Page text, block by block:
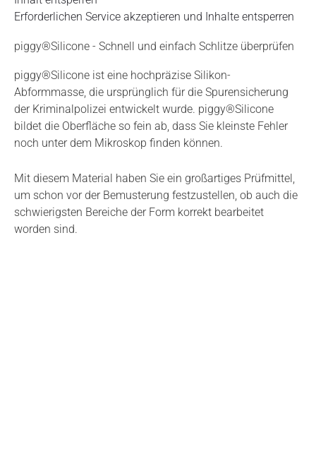
Erforderlichen Service akzeptieren und Inhalte entsperren
piggy®Silicone - Schnell und einfach Schlitze überprüfen
piggy®Silicone ist eine hochpräzise Silikon-
Abformmasse, die ursprünglich für die Spurensicherung
der Kriminalpolizei entwickelt wurde. piggy®Silicone
bildet die Oberfläche so fein ab, dass Sie kleinste Fehler
noch unter dem Mikroskop finden können.
Mit diesem Material haben Sie ein großartiges Prüfmittel,
um schon vor der Bemusterung festzustellen, ob auch die
schwierigsten Bereiche der Form korrekt bearbeitet
worden sind.